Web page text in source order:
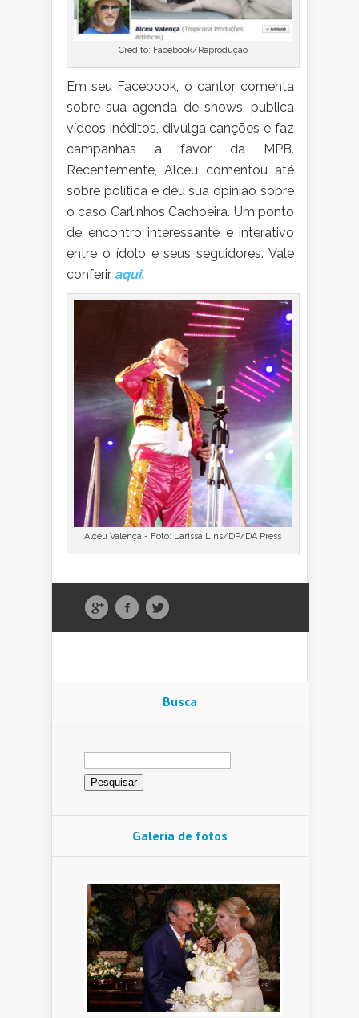
Crédito: Facebook/Reprodução
Em seu Facebook, o cantor comenta
sobre sua agenda de shows, publica
vídeos inéditos, divulga canções e faz
campanhas a favor da MPB.
Recentemente, Alceu comentou até
sobre política e deu sua opinião sobre
o caso Carlinhos Cachoeira. Um ponto
de encontro interessante e interativo
entre o ídolo e seus seguidores. Vale
conferir aqui.
Alceu Valença - Foto: Larissa Lins/DP/DA Press
Busca
Pesquisar
por:
Galeria de fotos